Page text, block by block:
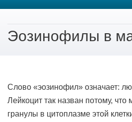
Эозинофилы в
Слово «эозинофил» означает:
Лейкоцит так назван потому, что
гранулы в цитоплазме этой